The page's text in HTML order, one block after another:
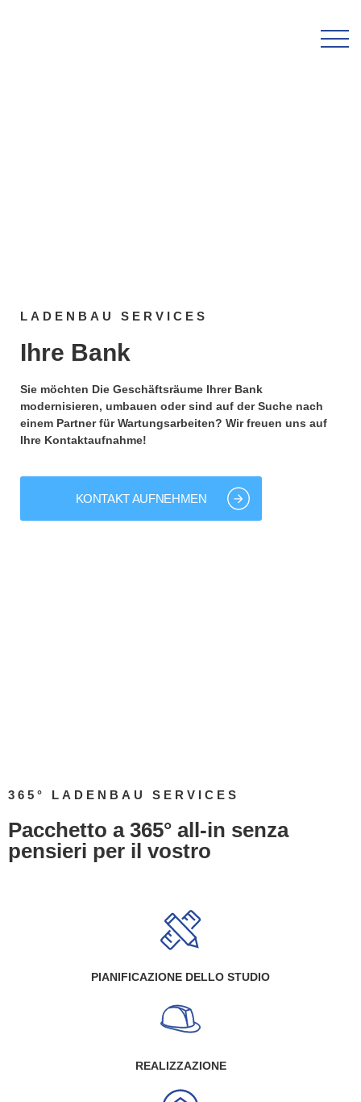
LADENBAU SERVICES
Ihre Bank
Sie möchten Die Geschäftsräume Ihrer Bank
modernisieren, umbauen oder sind auf der Suche nach
einem Partner für Wartungsarbeiten? Wir freuen uns auf
Ihre Kontaktaufnahme!
KONTAKT AUFNEHMEN
365° LADENBAU SERVICES
Pacchetto a 365° all-in senza
pensieri per il vostro
PIANIFICAZIONE DELLO STUDIO
REALIZZAZIONE